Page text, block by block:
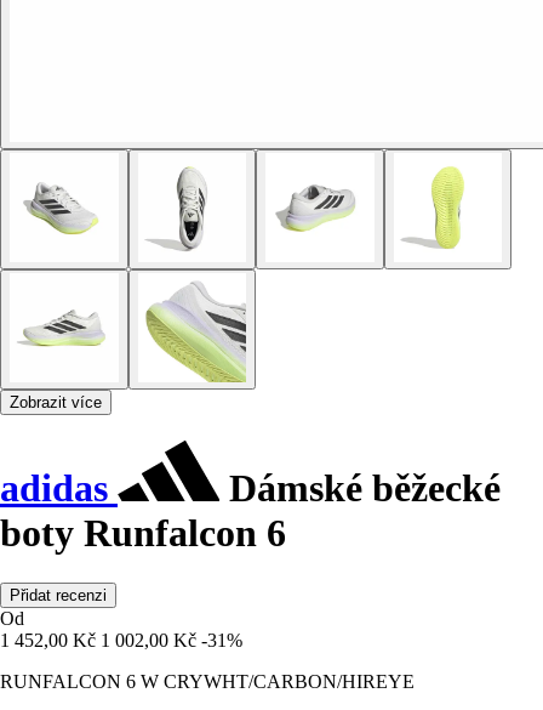
Zobrazit více
adidas
Dámské běžecké
boty Runfalcon 6
Přidat recenzi
Od
1 452,00 Kč 1 002,00 Kč -31%
RUNFALCON 6 W CRYWHT/CARBON/HIREYE